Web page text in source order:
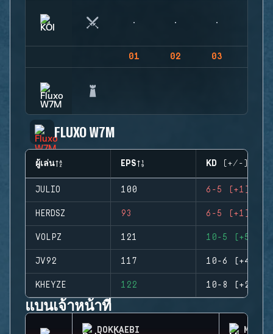
01 02 03
FLUXO W7M
ผู้เล่น EPS KD (+/-)
JULIO 100 6-5 (+1)
HERDSZ 93 6-5 (+1)
VOLPZ 121 10-5 (+5)
JV92 117 10-6 (+4)
KHEYZE 122 10-8 (+2)
แบนเจ้าหน้าที่
DOKKAEBI MIRA